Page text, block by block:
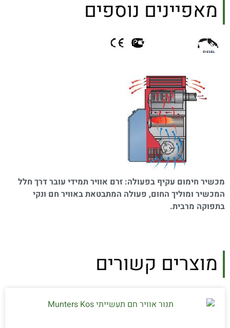
מאפיינים נוספים
מכשיר חימום עקיף בפעולה: זרם אוויר תמידי עובר דרך חלל
המכשיר ומוליך החום, פעולה המתבטאת באוויר חם ונקי
בתפוקה מרבית.​
מוצרים קשורים